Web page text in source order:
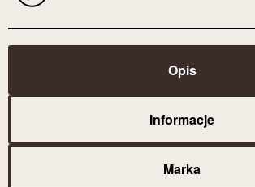
Opis
Informacje
Marka